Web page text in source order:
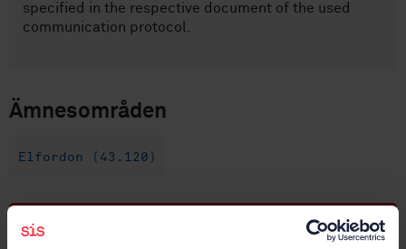
specified in the respective document of the used
communication protocol.
Ämnesområden
Elfordon (43.120)
Köp denna standard